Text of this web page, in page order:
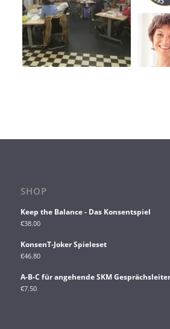
SHOP
Keep the Balance - Das Konsentspiel
€38.00
KonsenT-Joker Spieleset
€46.80
A-B-C für angehende SKM
€7.50